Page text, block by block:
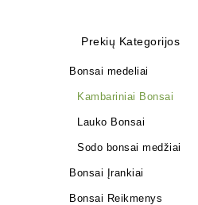
Prekių Kategorijos
Bonsai medeliai
Kambariniai Bonsai
Lauko Bonsai
Sodo bonsai medžiai
Bonsai Įrankiai
Bonsai Reikmenys